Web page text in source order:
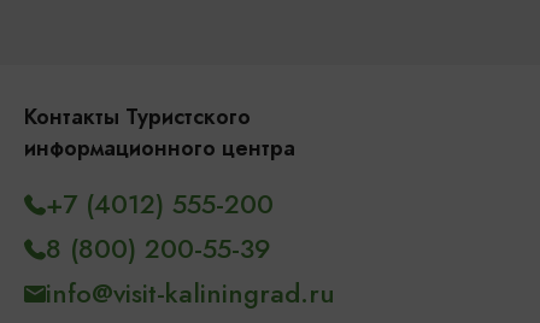
Контакты Туристского
информационного центра
+7 (4012) 555-200
8 (800) 200-55-39
info@visit-kaliningrad.ru